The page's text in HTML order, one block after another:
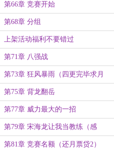
第66章 竞赛开始
第68章 分组
上架活动福利不要错过
第71章 八强战
第73章 狂风暴雨（四更完毕求月
票）
第75章 背龙翻岳
第77章 威力最大的一招
第79章 宋海龙让我当教练（感
谢‘与太郎’盟主）
第81章 竞赛名额（还月票贷2）